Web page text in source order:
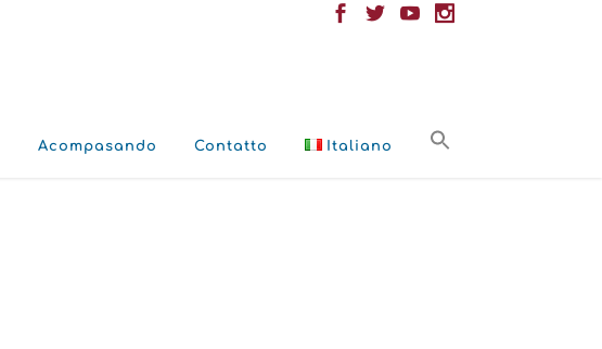
Acompasando Contatto Italiano